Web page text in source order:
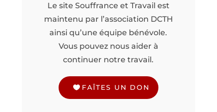
Le site Souffrance et Travail est
maintenu par l’association DCTH
ainsi qu’une équipe bénévole.
Vous pouvez nous aider à
continuer notre travail.
FAÎTES UN DON